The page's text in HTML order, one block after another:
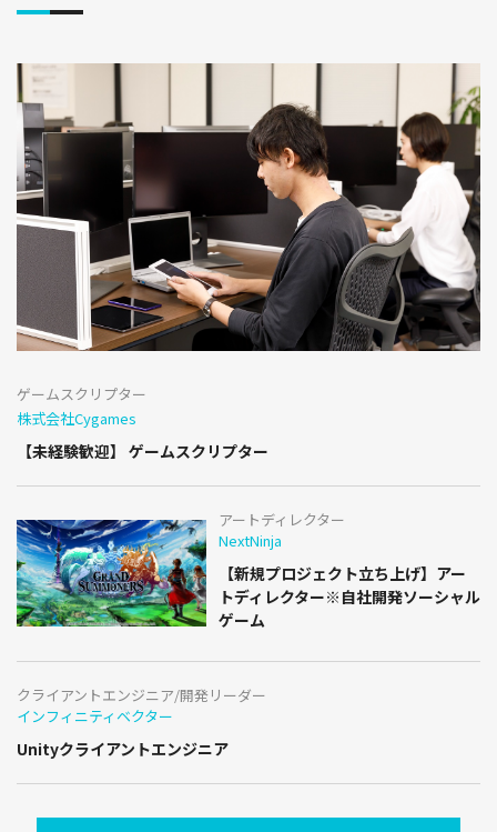
ゲームスクリプター
株式会社Cygames
【未経験歓迎】 ゲームスクリプター
アートディレクター
NextNinja
【新規プロジェクト立ち上げ】アー
トディレクター※自社開発ソーシャル
ゲーム
クライアントエンジニア/開発リーダー
インフィニティベクター
Unityクライアントエンジニア